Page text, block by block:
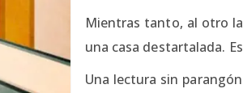
Mientras tanto, al otro
una casa destartalada.
Una lectura sin